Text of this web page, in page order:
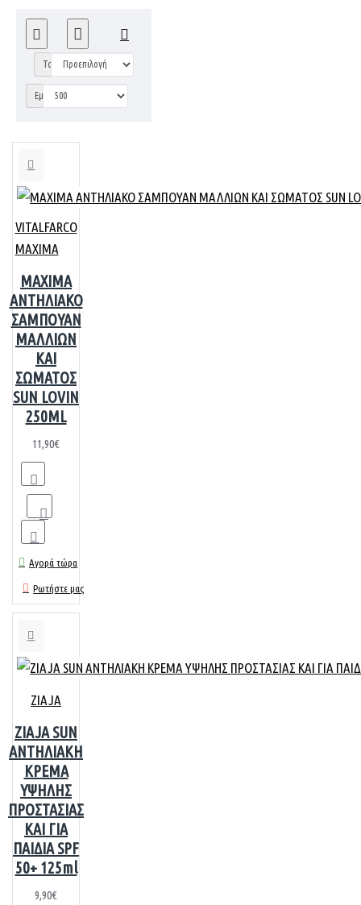
Ταξινόμηση:
Εμφάνιση:
VITALFARCO
MAXIMA
MAXIMA
ΑΝΤΗΛΙΑΚΟ
ΣΑΜΠΟΥΑΝ
ΜΑΛΛΙΩΝ
ΚΑΙ
ΣΩΜΑΤΟΣ
SUN LOVIN
250ML
11,90€
Αγορά τώρα
Ρωτήστε μας
ZIAJA
ZIAJA SUN
ΑΝΤΗΛΙΑΚΗ
ΚΡΕΜΑ
ΥΨΗΛΗΣ
ΠΡΟΣΤΑΣΙΑΣ
ΚΑΙ ΓΙΑ
ΠΑΙΔΙΑ SPF
50+ 125ml
9,90€